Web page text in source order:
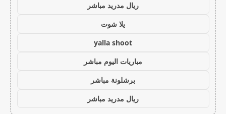
ريال مدريد مباشر
يلا شوت
yalla shoot
مباريات اليوم مباشر
برشلونة مباشر
ريال مدريد مباشر